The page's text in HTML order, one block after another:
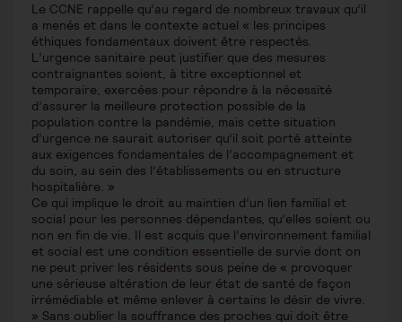
Le CCNE rappelle qu’au regard de nombreux travaux qu’il
a menés et dans le contexte actuel « les principes
éthiques fondamentaux doivent être respectés.
L’urgence sanitaire peut justifier que des mesures
contraignantes soient, à titre exceptionnel et
temporaire, exercées pour répondre à la nécessité
d’assurer la meilleure protection possible de la
population contre la pandémie, mais cette situation
d’urgence ne saurait autoriser qu’il soit porté atteinte
aux exigences fondamentales de l’accompagnement et
du soin, au sein des l’établissements ou en structure
hospitalière. »
Ce qui implique le droit au maintien d’un lien familial et
social pour les personnes dépendantes, qu’elles soient ou
non en fin de vie. Il est acquis que l’environnement familial
et social est une condition essentielle de survie dont on
ne peut priver les résidents sous peine de « provoquer
une sérieuse altération de leur état de santé de façon
irrémédiable et même enlever à certains le désir de vivre.
» Sans oublier la souffrance des proches qui doit être